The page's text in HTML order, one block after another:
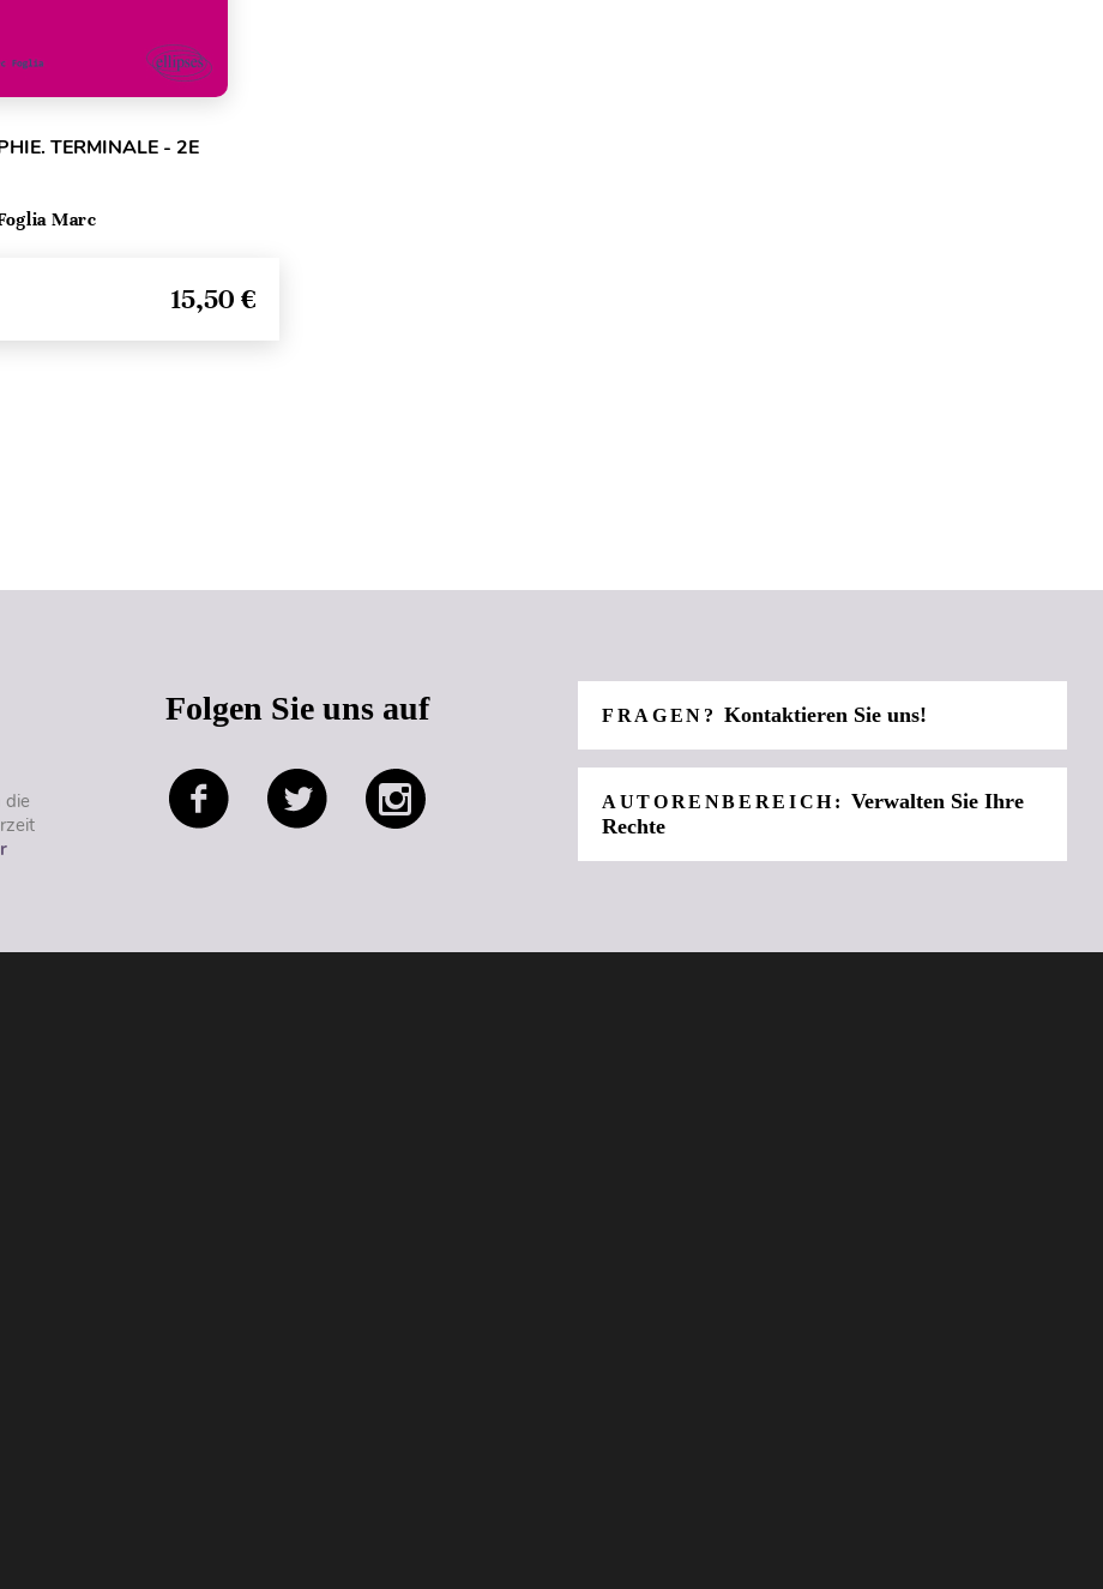
TERMINALE - 2E
Marc
15,50 €
die
Folgen Sie uns auf FRAGEN?Kontaktieren Sie uns!
AUTORENBEREICH:Verwalten Sie Ihre
Rechte